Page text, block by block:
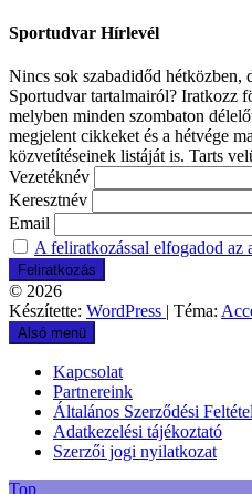
Sportudvar Hírlevél
Nincs sok szabadidőd hétközben,
Sportudvar tartalmairól? Iratkozz
melyben minden szombaton
megjelent cikkeket és a hétvége
közvetítéseinek listáját is. Tarts
Vezetéknév
Keresztnév
Email
A feliratkozással elfogadod az
© 2026
Készítette: WordPress | Téma:
Alsó menü
Kapcsolat
Partnereink
Általános Szerződési
Adatkezelési tájékoztató
Szerzői jogi nyilatkozat
Top